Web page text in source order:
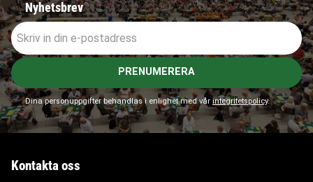
Nyhetsbrev
PRENUMERERA
Dina personuppgifter behandlas i enlighet med vår integritetspolicy.
Kontakta oss